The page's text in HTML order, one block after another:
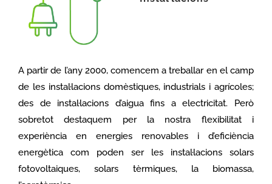
A partir de l’any 2000, comencem a treballar en el camp
de les instal·lacions domèstiques, industrials i agrícoles;
des de instal·lacions d’aigua fins a electricitat. Però
sobretot destaquem per la nostra flexibilitat i
experiència en energies renovables i d’eficiència
energètica com poden ser les instal·lacions solars
fotovoltaiques, solars tèrmiques, la biomassa,